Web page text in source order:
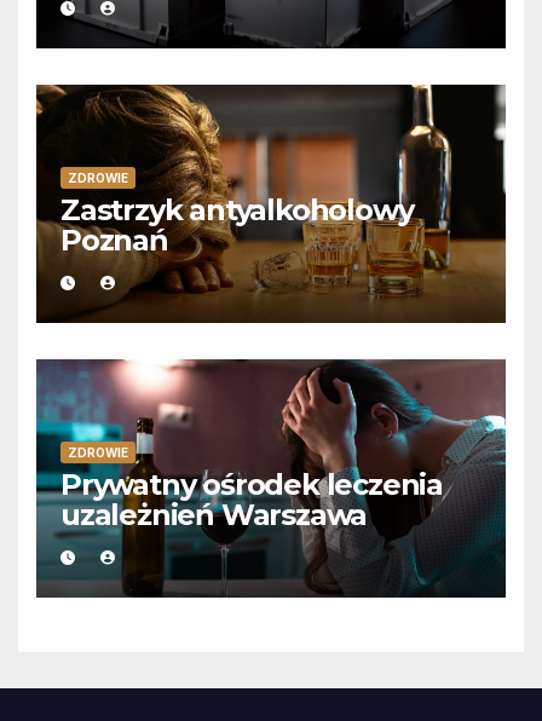
ZDROWIE
Zastrzyk antyalkoholowy
Poznań
ZDROWIE
Prywatny ośrodek leczenia
uzależnień Warszawa